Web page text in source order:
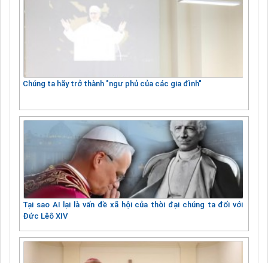
Chúng ta hãy trở thành "ngư phủ của các gia đình"
Tại sao AI lại là vấn đề xã hội của thời đại chúng ta đối với
Đức Lêô XIV